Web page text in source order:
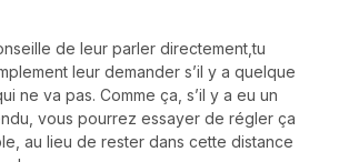
de leur parler directement,tu
leur demander s’il y a quelque
ne va pas. Comme ça, s’il y a eu un
vous pourrez essayer de régler ça
au lieu de rester dans cette distance